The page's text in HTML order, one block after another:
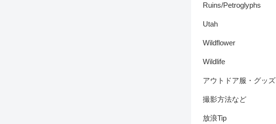
Ruins/Petroglyphs
Utah
Wildflower
Wildlife
アウトドア服・グッズ
撮影方法など
放浪Tip